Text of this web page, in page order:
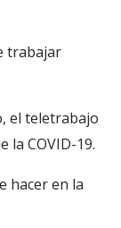
trabajar
el teletrabajo
la COVID-19.
hacer en la